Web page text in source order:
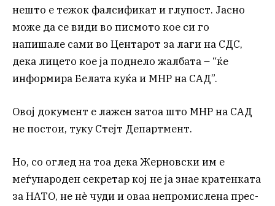
нешто е тежок фалсификат и глупост. Јасно
може да се види во писмото кое си го
напишале сами во Центарот за лаги на СДС,
дека лицето кое ја поднело жалбата – “ќе
информира Белата куќа и МНР на САД”.
Овој документ е лажен затоа што МНР на САД
не постои, туку Стејт Департмент.
Но, со оглед на тоа дека Жерновски им е
меѓународен секретар кој не ја знае кратенката
за НАТО, не нѐ чуди и оваа непромислена прес-